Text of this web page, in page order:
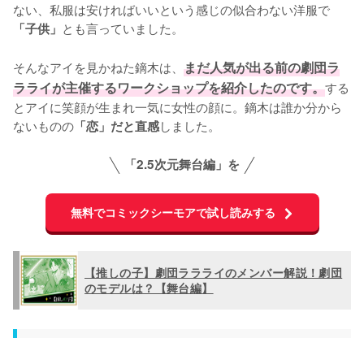
ない、私服は安ければいいという感じの似合わない洋服で
「子供」 とも言っていました。
そんなアイを見かねた鏑木は、 まだ人気が出る前の劇団ラ
ラライが主催するワークショップを紹介したのです。する
とアイに笑顔が生まれ一気に女性の顔に。鏑木は誰か分から
ないものの 「恋」だと直感しました。
「2.5次元舞台編」を
無料でコミックシーモアで試し読みする
【推しの子】劇団ララライのメンバー解説！劇団
のモデルは？【舞台編】